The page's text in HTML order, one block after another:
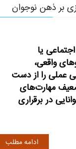
بر ذهن نوجوان
یا
واقعی،
عملی را از دست
مهارت‌های
در برقراری
ادامه مطلب